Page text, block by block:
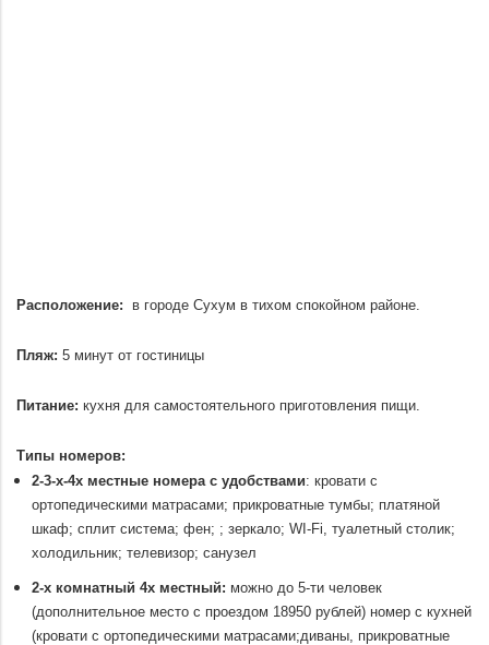
Расположение:
в городе Сухум в тихом спокойном районе.
Пляж: 5 минут от гостиницы
Питание: кухня для самостоятельного приготовления пищи.
Типы номеров:
2-3-х-4х местные номера с удобствами: кровати с
ортопедическими матрасами; прикроватные тумбы; платяной
шкаф; сплит система; фен; ; зеркало; WI-Fi, туалетный столик;
холодильник; телевизор; санузел
2-х комнатный 4х местный: можно до 5-ти человек
(дополнительное место с проездом 18950 рублей) номер с кухней
(кровати с ортопедическими матрасами;диваны, прикроватные